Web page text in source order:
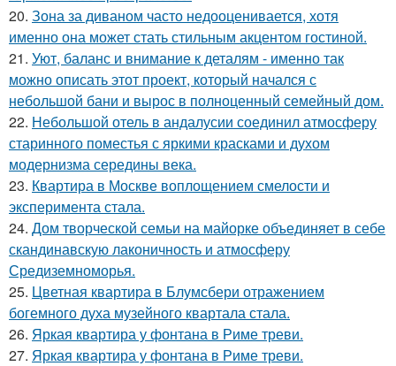
20. Зона за диваном часто недооценивается, хотя
именно она может стать стильным акцентом гостиной.
21. Уют, баланс и внимание к деталям - именно так
можно описать этот проект, который начался с
небольшой бани и вырос в полноценный семейный дом.
22. Небольшой отель в андалусии соединил атмосферу
старинного поместья с яркими красками и духом
модернизма середины века.
23. Квартира в Москве воплощением смелости и
эксперимента стала.
24. Дом творческой семьи на майорке объединяет в себе
скандинавскую лаконичность и атмосферу
Средиземноморья.
25. Цветная квартира в Блумсбери отражением
богемного духа музейного квартала стала.
26. Яркая квартира у фонтана в Риме треви.
27. Яркая квартира у фонтана в Риме треви.